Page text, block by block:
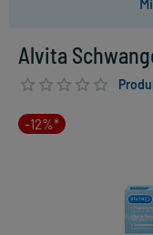
Alvita
-12%*